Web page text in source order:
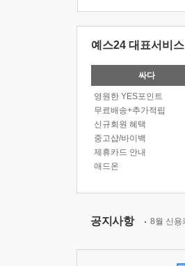
예스24 대표서비스
싸다
영원한 YES포인트
무료배송+추가적립
신규회원 혜택
중고샵/바이백
제휴카드 안내
애드온
공지사항 8월 신용